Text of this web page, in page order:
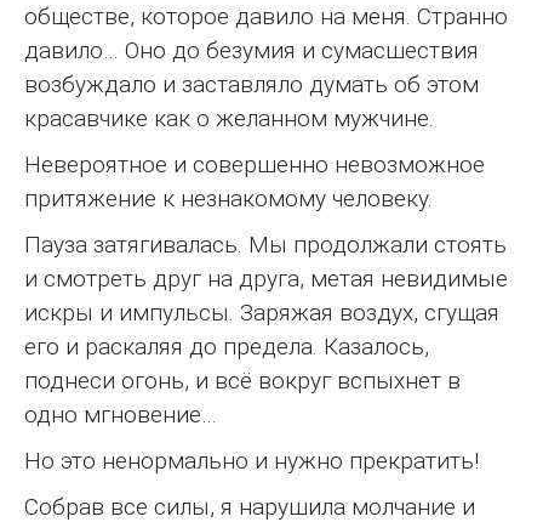
обществе, которое давило на меня. Странно
давило… Оно до безумия и сумасшествия
возбуждало и заставляло думать об этом
красавчике как о желанном мужчине.
Невероятное и совершенно невозможное
притяжение к незнакомому человеку.
Пауза затягивалась. Мы продолжали стоять
и смотреть друг на друга, метая невидимые
искры и импульсы. Заряжая воздух, сгущая
его и раскаляя до предела. Казалось,
поднеси огонь, и всё вокруг вспыхнет в
одно мгновение…
Но это ненормально и нужно прекратить!
Собрав все силы, я нарушила молчание и